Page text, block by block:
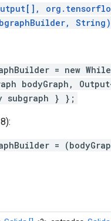
String)
= new
bodyGraph,
subgraph } };
=